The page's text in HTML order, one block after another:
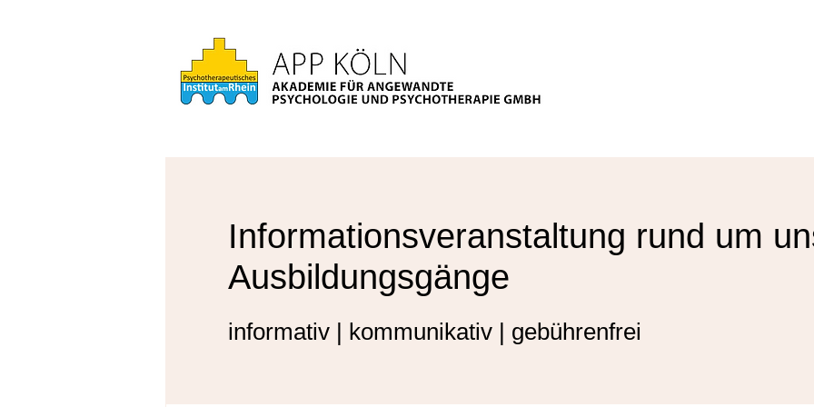
Informationsveranstaltung rund um
Ausbildungsgänge
informativ | kommunikativ | gebührenfrei